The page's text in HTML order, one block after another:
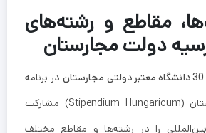
مقاطع و رشته‌های
دولت مجارستان
30 دانشگاه معتبر دولتی مجارستان
در برنامه
بورسیه دولت مجارستان (Stipendium Hungaricum) مشارکت
را در رشته‌ها و مقاطع مختلف